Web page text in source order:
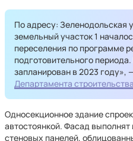
По адресу: Зеленодольская
земельный участок 1
переселения по программе
подготовительного
запланирован в 2023 году»,
Департамента
Односекционное здание
автостоянкой. Фасад
стеновых панелей,